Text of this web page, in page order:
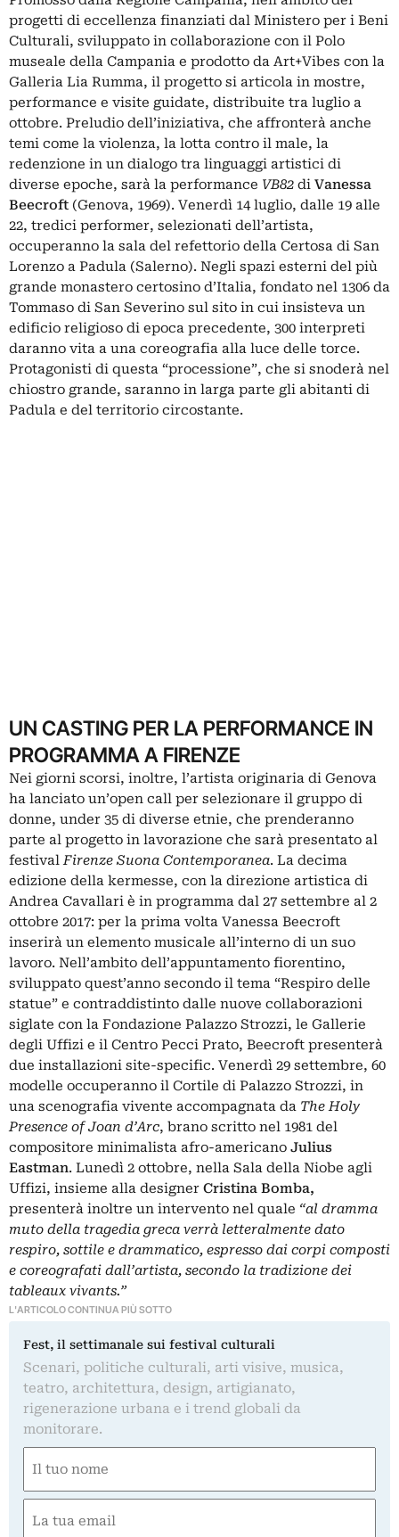
progetti di eccellenza finanziati dal Ministero per i Beni
Culturali, sviluppato in collaborazione con il Polo
museale della Campania e prodotto da Art+Vibes con la
Galleria Lia Rumma, il progetto si articola in mostre,
performance e visite guidate, distribuite tra luglio a
ottobre. Preludio dell’iniziativa, che affronterà anche
temi come la violenza, la lotta contro il male, la
redenzione in un dialogo tra linguaggi artistici di
diverse epoche, sarà la performance VB82 di Vanessa
Beecroft (Genova, 1969). Venerdì 14 luglio, dalle 19 alle
22, tredici performer, selezionati dell’artista,
occuperanno la sala del refettorio della Certosa di San
Lorenzo a Padula (Salerno). Negli spazi esterni del più
grande monastero certosino d’Italia, fondato nel 1306 da
Tommaso di San Severino sul sito in cui insisteva un
edificio religioso di epoca precedente, 300 interpreti
daranno vita a una coreografia alla luce delle torce.
Protagonisti di questa “processione”, che si snoderà nel
chiostro grande, saranno in larga parte gli abitanti di
Padula e del territorio circostante.
UN CASTING PER LA PERFORMANCE IN
PROGRAMMA A FIRENZE
Nei giorni scorsi, inoltre, l’artista originaria di Genova
ha lanciato un’open call per selezionare il gruppo di
donne, under 35 di diverse etnie, che prenderanno
parte al progetto in lavorazione che sarà presentato al
festivalFirenze Suona Contemporanea. La decima
edizione della kermesse, con la direzione artistica di
Andrea Cavallari è in programma dal 27 settembre al 2
ottobre 2017: per la prima volta Vanessa Beecroft
inserirà un elemento musicale all’interno di un suo
lavoro. Nell’ambito dell’appuntamento fiorentino,
sviluppato quest’anno secondo il tema “Respiro delle
statue” e contraddistinto dalle nuove collaborazioni
siglate con la Fondazione Palazzo Strozzi, le Gallerie
degli Uffizi e il Centro Pecci Prato, Beecroft presenterà
due installazioni site-specific. Venerdì 29 settembre, 60
modelle occuperanno il Cortile di Palazzo Strozzi, in
una scenografia vivente accompagnata da The Holy
Presence of Joan d’Arc, brano scritto nel 1981 del
compositore minimalista afro-americano Julius
Eastman. Lunedì 2 ottobre, nella Sala della Niobe agli
Uffizi, insieme alla designer Cristina Bomba,
presenterà inoltre un intervento nel quale “al dramma
muto della tragedia greca verrà letteralmente dato
respiro, sottile e drammatico, espresso dai corpi composti
e coreografati dall’artista, secondo la tradizione dei
tableaux vivants.”
L'ARTICOLO CONTINUA PIÙ SOTTO
Fest, il settimanale sui festival culturali
Scenari, politiche culturali, arti visive, musica,
teatro, architettura, design, artigianato,
rigenerazione urbana e i trend globali da
monitorare.
(Obbligatorio)
Nome
(Obbligatorio)